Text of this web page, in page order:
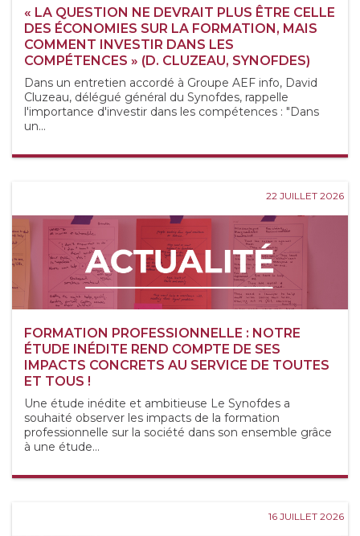
« LA QUESTION NE DEVRAIT PLUS ÊTRE CELLE
DES ÉCONOMIES SUR LA FORMATION, MAIS
COMMENT INVESTIR DANS LES
COMPÉTENCES » (D. CLUZEAU, SYNOFDES)
Dans un entretien accordé à Groupe AEF info, David
Cluzeau, délégué général du Synofdes, rappelle
l'importance d'investir dans les compétences : "Dans
un...
22 JUILLET 2026
FORMATION PROFESSIONNELLE : NOTRE
ÉTUDE INÉDITE REND COMPTE DE SES
IMPACTS CONCRETS AU SERVICE DE TOUTES
ET TOUS !
Une étude inédite et ambitieuse Le Synofdes a
souhaité observer les impacts de la formation
professionnelle sur la société dans son ensemble grâce
à une étude...
16 JUILLET 2026